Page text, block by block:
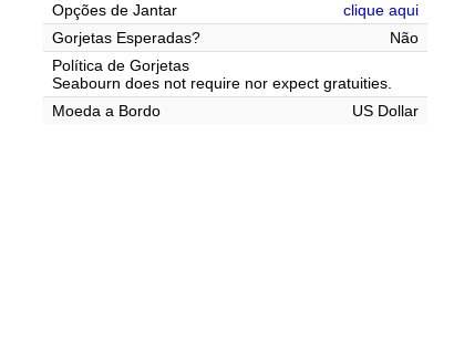
Opções de Jantar
clique aqui
Gorjetas Esperadas?
Não
Política de Gorjetas
Seabourn does not require nor expect gratuities.
Moeda a Bordo
US Dollar